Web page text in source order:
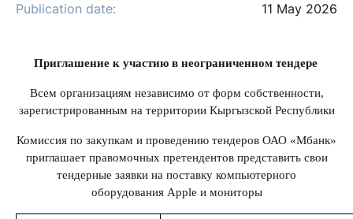
Publication date:
11 May 2026
Приглашение к участию в неограниченном тендере
Всем организациям независимо от форм собственности,
зарегистрированным на территории Кыргызской Республики
Комиссия по закупкам и проведению тендеров ОАО «Мбанк»
приглашает правомочных претендентов представить свои
тендерные заявки на поставку компьютерного
оборудования Apple и мониторы